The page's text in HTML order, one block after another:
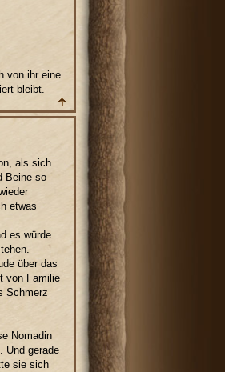
von ihr eine
bleibt.
als sich
Beine so
etwas
es würde
über das
von Familie
Schmerz
Nomadin
Und gerade
sie sich